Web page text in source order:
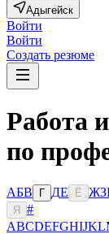
Адыгейск
Войти
Войти
Создать резюме
Работа
по
АБВ Г ДЕ Ё ЖЗ
Я
#
ABCDEFGHIJKL